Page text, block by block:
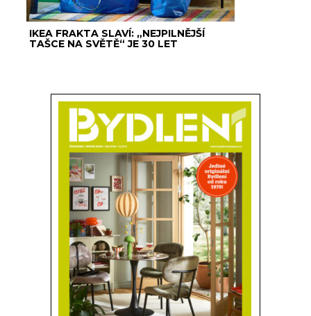
IKEA FRAKTA SLAVÍ: „NEJPILNĚJŠÍ
TAŠCE NA SVĚTĚ“ JE 30 LET